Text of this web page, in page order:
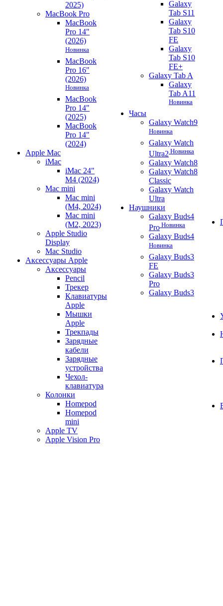
2025)
MacBook Pro
MacBook
Pro 14"
(2026)
Новинка
MacBook
Pro 16"
(2026)
Новинка
MacBook
Pro 14"
(2025)
MacBook
Pro 14"
(2024)
Apple Mac
iMac
iMac 24"
M4 (2024)
Mac mini
Mac mini
(M4, 2024)
Mac mini
(M2, 2023)
Apple Studio
Display
Mac Studio
Аксессуары Apple
Аксессуары
Pencil
Трекер
Клавиатуры
Apple
Мышки
Apple
Трекпады
Зарядные
кабели
Зарядные
устройства
Чехол-
клавиатура
Колонки
Homepod
Homepod
mini
Apple TV
Apple Vision Pro
Galaxy
Tab S11
Galaxy
Tab S10
FE
Galaxy
Tab S10
FE+
Galaxy Tab A
Galaxy
Tab A11
Новинка
Часы
Galaxy Watch9
Новинка
Galaxy Watch
Ultra2 Новинка
Galaxy Watch8
Galaxy Watch8
Classic
Galaxy Watch
Ultra
Наушники
Galaxy Buds4
Pro Новинка
Galaxy Buds4
Новинка
Galaxy Buds3
FE
Galaxy Buds3
Pro
Galaxy Buds3